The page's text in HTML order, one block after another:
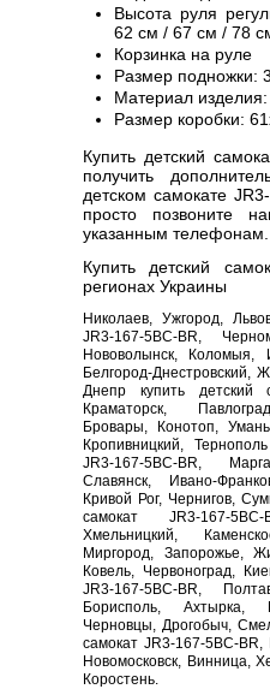
Высота руля
62 см / 67 см / 78
Корзинка на руле
Размер подножки:
Материал
Размер коробки:
Купить детский
получить
детском самокате
просто позвоните
указанным телефонам.
Купить детский
регионах Украины
Николаев, Ужгород,
JR3-167-5BC-BR,
Нововолынск,
Белгород-Днестровский,
Днепр купить детский
Краматорск,
Бровары, Конотоп,
Кропивницкий,
JR3-167-5BC-BR,
Славянск, Ивано-
Кривой Рог, Чернигов,
самокат JR3-167-
Хмельницкий,
Миргород, Запорожье,
Ковель, Червоноград,
JR3-167-5BC-BR,
Борисполь, Ахтырка,
Черновцы, Дрогобыч,
самокат JR3-167-5BC-
Новомосковск, Винница,
Коростень.